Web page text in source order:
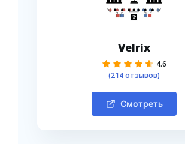
Velrix
4.6
(214 отзывов)
Смотреть